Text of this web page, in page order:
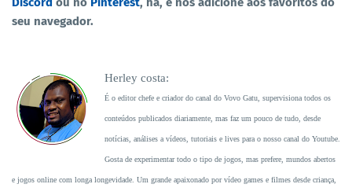
seu navegador.
Herley costa:
É o editor chefe e criador do canal do Vovo Gatu, supervisiona todos os
conteúdos publicados diariamente, mas faz um pouco de tudo, desde
notícias, análises a vídeos, tutoriais e lives para o nosso canal do Youtube.
Gosta de experimentar todo o tipo de jogos, mas prefere, mundos abertos
e jogos online com longa longevidade. Um grande apaixonado por vídeo games e filmes desde criança,